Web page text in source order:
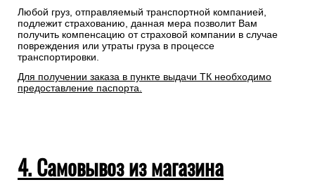
Любой груз, отправляемый транспортной компанией,
подлежит страхованию, данная мера позволит Вам
получить компенсацию от страховой компании в случае
повреждения или утраты груза в процессе
транспортировки.
Для получении заказа в пункте выдачи ТК необходимо
предоставление паспорта.
4. Самовывоз из магазина